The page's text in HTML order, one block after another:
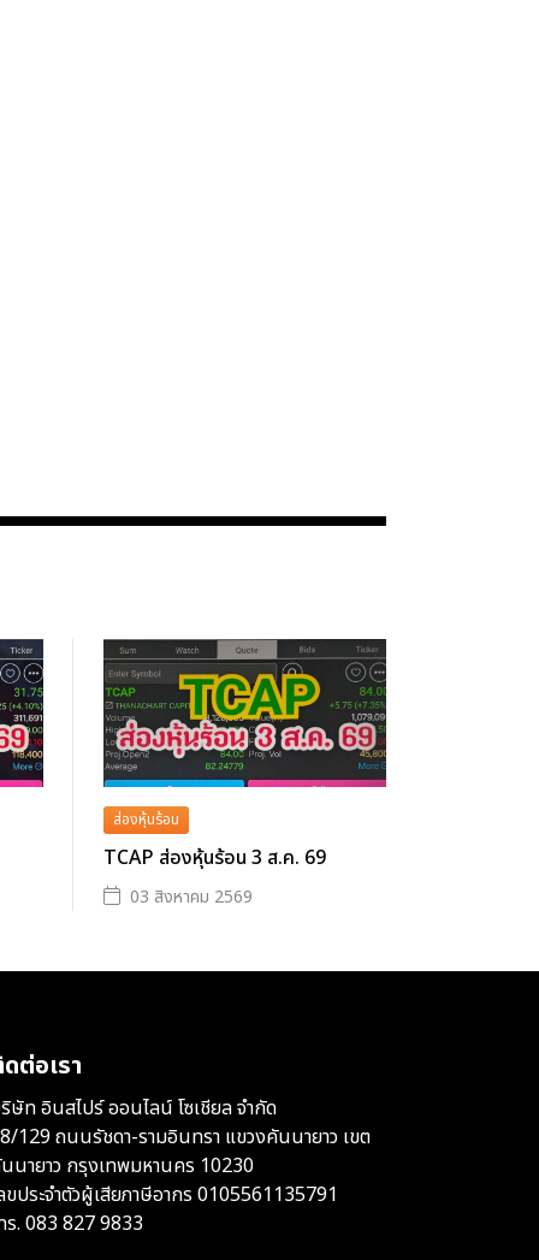
ส่องหุ้นร้อน
TCAP ส่องหุ้นร้อน 3 ส.ค. 69
03 สิงหาคม 2569
ต่อเรา
ษัท อินสไปร์ ออนไลน์ โซเชียล จำกัด
129 ถนนรัชดา-รามอินทรา แขวงคันนายาว เขต
นายาว กรุงเทพมหานคร 10230
ขประจำตัวผู้เสียภาษีอากร 0105561135791
ร. 083 827 9833